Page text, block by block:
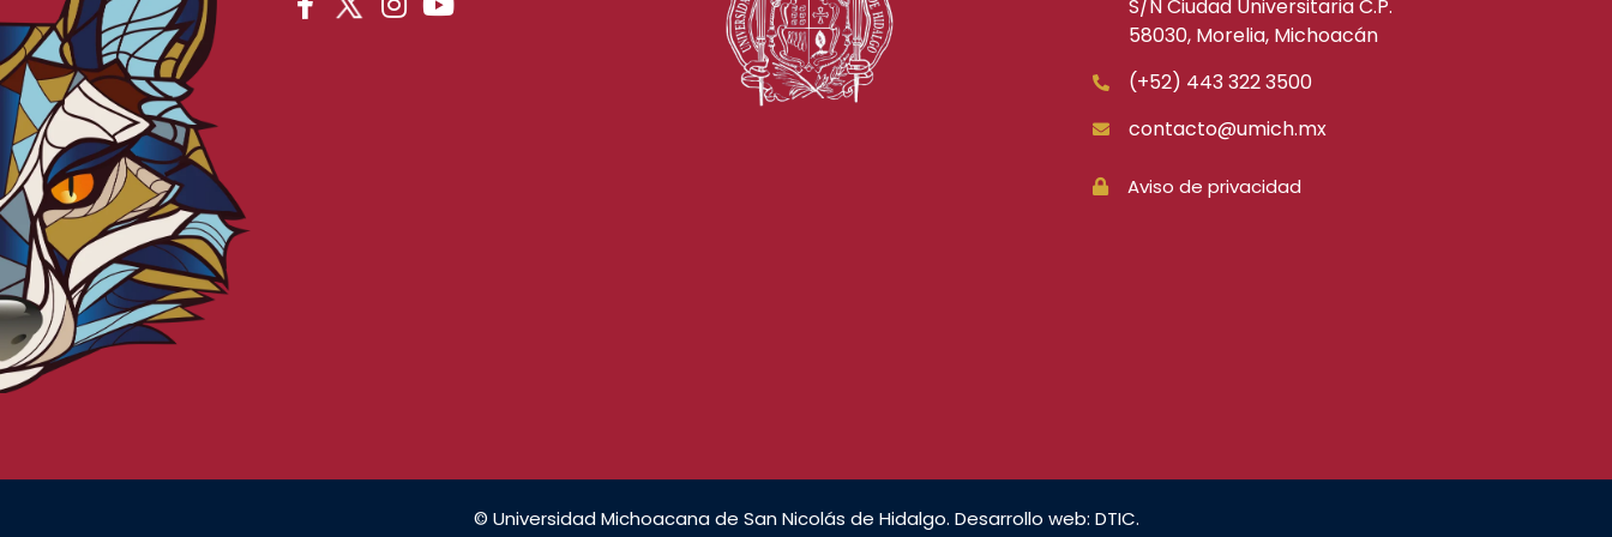
S/N Ciudad Universitaria C.P.
58030, Morelia, Michoacán
(+52) 443 322 3500
contacto@umich.mx
Aviso de privacidad
© Universidad Michoacana de San Nicolás de Hidalgo. Desarrollo web: DTIC.